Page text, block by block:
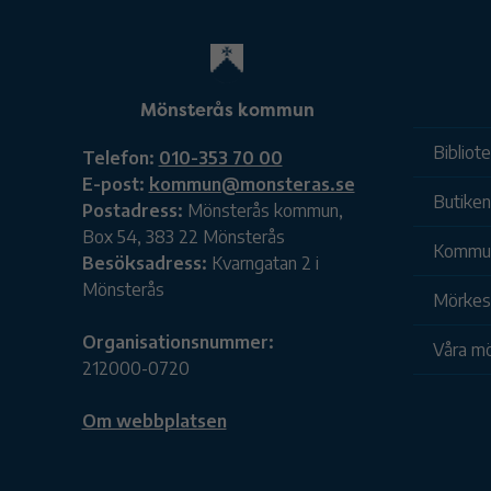
Mönsterås kommun
Telefon: 010-353 70 00
E-post: kommun@monsteras.se
Postadress: Mönsterås kommun,
Box 54, 383 22 Mönsterås
Besöksadress: Kvarngatan 2 i
Mönsterås
Organisationsnummer:
212000-0720
Om webbplatsen
Våra